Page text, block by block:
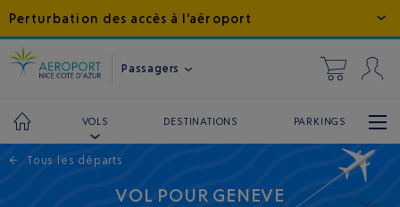
Perturbation des accès à l'aéroport
Passagers
VOLS DESTINATIONS PARKINGS
← Tous les départs
VOL POUR GENEVE